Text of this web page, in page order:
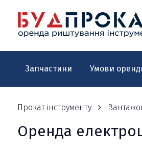
Запчастини Умови
Прокат інструменту
Оренда